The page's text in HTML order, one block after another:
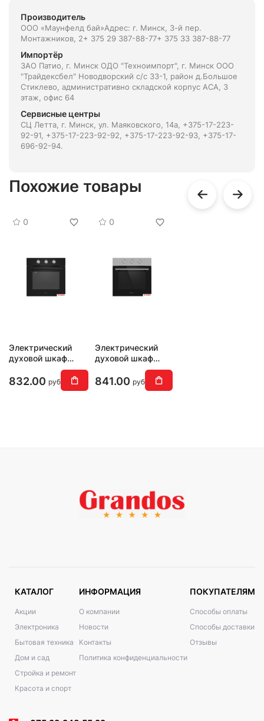
Производитель
ООО «Маунфелд бай»Адрес: г. Минск, 3-й пер.
Монтажников, 2+ 375 29 387-88-77+ 375 33 387-88-77
Импортёр
ЗАО Патио, г. Минск ОДО "Техноимпорт", г. Минск ООО
"Трайдексбел" Новодворский с/с 33-1, район д.Большое
Стиклево, административно складской корпус АСА, 3
этаж, офис 64
Сервисные центры
СЦ Летта, г. Минск, ул. Маяковского, 14а, +375-17-223-
92-91, +375-17-223-92-92, +375-17-223-92-93, +375-17-
696-92-94.
Похожие товары
0
Электрический
духовой шкаф
OES604BK
832.00 руб
0
Электрический
духовой шкаф
OES604S
841.00 руб
КАТАЛОГ
Акции
Электроника
Бытовая техника
Дом и сад
Стройка и ремонт
Красота и спорт
ИНФОРМАЦИЯ
О компании
Новости
Контакты
Политика конфиденциальности
ПОКУПАТЕЛЯМ
Способы оплаты
Способы доставки
Отзывы